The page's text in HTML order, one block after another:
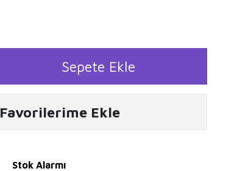
Sepete Ekle
Favorilerime Ekle
Stok Alarmı